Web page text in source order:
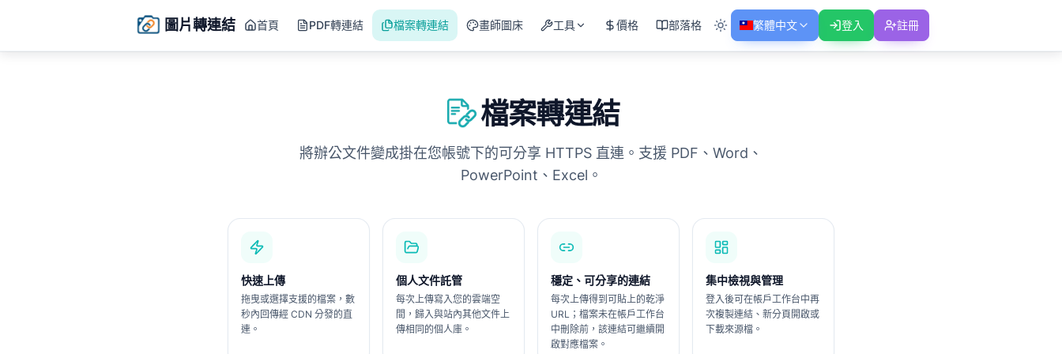
圖片轉連結 首頁 PDF轉連結 檔案轉連結 畫師圖床 工具 價格 部落格 繁體中文 登入 註冊
檔案轉連結
將辦公文件變成掛在您帳號下的可分享 HTTPS 直連。支援 PDF、Word、
PowerPoint、Excel。
快速上傳
拖曳或選擇支援的檔案，數
秒內回傳經 CDN 分發的直
連。
個人文件託管
每次上傳寫入您的雲端空
間，歸入與站內其他文件上
傳相同的個人庫。
穩定、可分享的連結
每次上傳得到可貼上的乾淨
URL；檔案未在帳戶工作台
中刪除前，該連結可繼續開
啟對應檔案。
集中檢視與管理
登入後可在帳戶工作台中再
次複製連結、新分頁開啟或
下載來源檔。